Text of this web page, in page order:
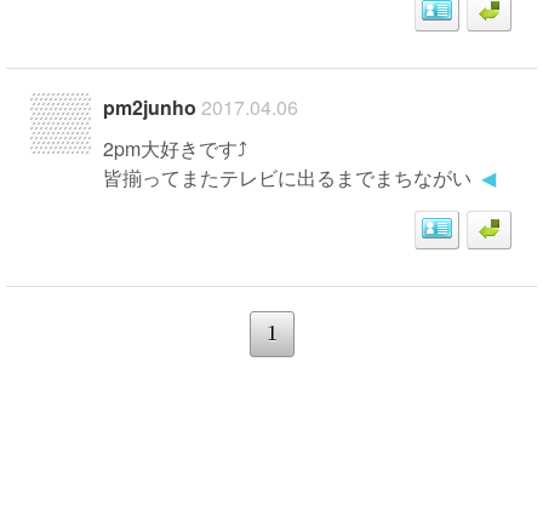
pm2junho 2017.04.06
2pm大好きです⤴
皆揃ってまたテレビに出るまでまちながい ◀
1